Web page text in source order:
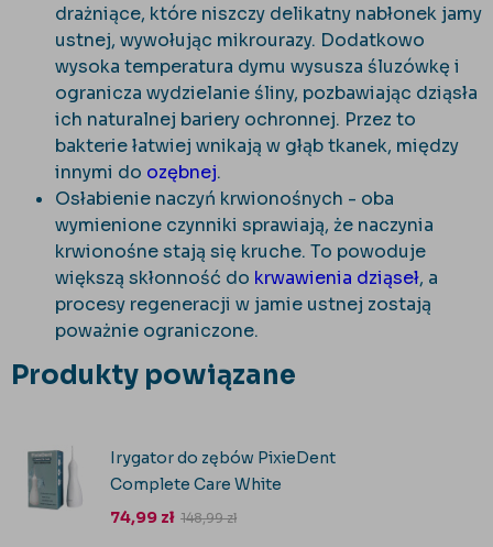
drażniące, które niszczy delikatny nabłonek jamy
ustnej, wywołując mikrourazy. Dodatkowo
wysoka temperatura dymu wysusza śluzówkę i
ogranicza wydzielanie śliny, pozbawiając dziąsła
ich naturalnej bariery ochronnej. Przez to
bakterie łatwiej wnikają w głąb tkanek, między
innymi do ozębnej.
Osłabienie naczyń krwionośnych - oba
wymienione czynniki sprawiają, że naczynia
krwionośne stają się kruche. To powoduje
większą skłonność do krwawienia dziąseł, a
procesy regeneracji w jamie ustnej zostają
poważnie ograniczone.
Produkty powiązane
Irygator do zębów PixieDent
Complete Care White
74,99 zł 148,99zł